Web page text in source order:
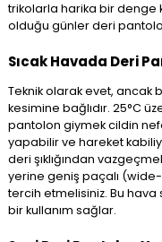
trikolarla harika bir denge
olduğu günler deri
Sıcak Havada Deri
Teknik olarak evet, ancak
kesimine bağlıdır. 25°C
pantolon giymek cildin
yapabilir ve hareket
deri şıklığından
yerine geniş paçalı
tercih etmelisiniz. Bu hava
bir kullanım sağlar.